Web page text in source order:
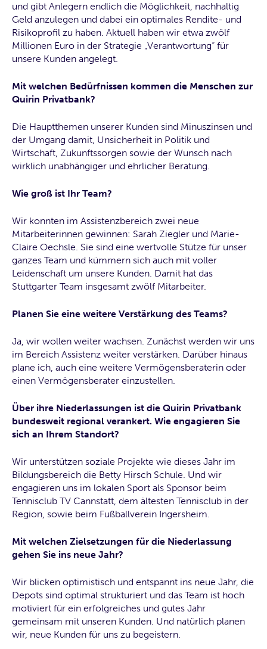
und gibt Anlegern endlich die Möglichkeit, nachhaltig
Geld anzulegen und dabei ein optimales Rendite- und
Risikoprofil zu haben. Aktuell haben wir etwa zwölf
Millionen Euro in der Strategie „Verantwortung“ für
unsere Kunden angelegt.
Mit welchen Bedürfnissen kommen die Menschen zur
Quirin Privatbank?
Die Hauptthemen unserer Kunden sind Minuszinsen und
der Umgang damit, Unsicherheit in Politik und
Wirtschaft, Zukunftssorgen sowie der Wunsch nach
wirklich unabhängiger und ehrlicher Beratung.
Wie groß ist Ihr Team?
Wir konnten im Assistenzbereich zwei neue
Mitarbeiterinnen gewinnen: Sarah Ziegler und Marie-
Claire Oechsle. Sie sind eine wertvolle Stütze für unser
ganzes Team und kümmern sich auch mit voller
Leidenschaft um unsere Kunden. Damit hat das
Stuttgarter Team insgesamt zwölf Mitarbeiter.
Planen Sie eine weitere Verstärkung des Teams?
Ja, wir wollen weiter wachsen. Zunächst werden wir uns
im Bereich Assistenz weiter verstärken. Darüber hinaus
plane ich, auch eine weitere Vermögensberaterin oder
einen Vermögensberater einzustellen.
Über ihre Niederlassungen ist die Quirin Privatbank
bundesweit regional verankert. Wie engagieren Sie
sich an Ihrem Standort?
Wir unterstützen soziale Projekte wie dieses Jahr im
Bildungsbereich die Betty Hirsch Schule. Und wir
engagieren uns im lokalen Sport als Sponsor beim
Tennisclub TV Cannstatt, dem ältesten Tennisclub in der
Region, sowie beim Fußballverein Ingersheim.
Mit welchen Zielsetzungen für die Niederlassung
gehen Sie ins neue Jahr?
Wir blicken optimistisch und entspannt ins neue Jahr, die
Depots sind optimal strukturiert und das Team ist hoch
motiviert für ein erfolgreiches und gutes Jahr
gemeinsam mit unseren Kunden. Und natürlich planen
wir, neue Kunden für uns zu begeistern.